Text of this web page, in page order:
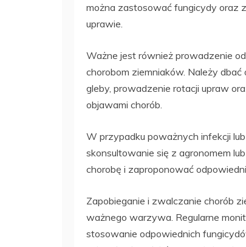
można zastosować fungicydy oraz
uprawie.
Ważne jest również prowadzenie
chorobom ziemniaków. Należy
gleby, prowadzenie rotacji upraw
objawami chorób.
W przypadku poważnych infekcji
skonsultowanie się z agronomem
chorobę i zaproponować
Zapobieganie i zwalczanie chorób
ważnego warzywa. Regularne
stosowanie odpowiednich